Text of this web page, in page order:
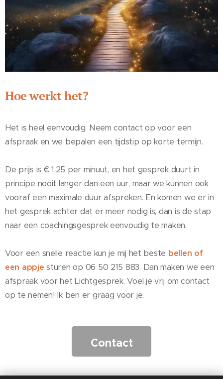
Hoe werkt het?
Het is heel eenvoudig. Neem contact op voor een
afspraak en we bepalen een tijdstip op korte termijn.
De prijs is € 1,25 per minuut, en het gesprek duurt in
principe nooit langer dan een uur, maar we kunnen ook
vooraf een maximale duur afspreken. En komen we er in
het gesprek achter dat er meer nodig is, dan is de stap
naar een coachingsgesprek eenvoudig te maken.
Voor een snelle reactie kun je mij het beste bellen of
een appje sturen op 06 50 215 883. Dan maken we een
afspraak voor het Lichtgesprek. Voel je vrij om contact
op te nemen! Ik ben er graag voor je.
Contact